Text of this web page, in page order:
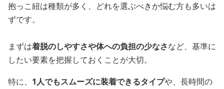
抱っこ紐は種類が多く、どれを選ぶべきか悩む方も多いは
ずです。
まずは着脱のしやすさや体への負担の少なさなど、基準に
したい要素を把握しておくことが大切。
特に、 1人でもスムーズに装着できるタイプや、長時間の